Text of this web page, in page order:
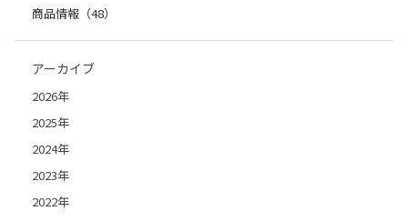
商品情報（48）
アーカイブ
2026年
2025年
2024年
2023年
2022年